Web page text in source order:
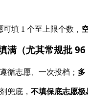
填 1 个至上限个数，
满（尤其常规批 96
循志愿、一次投档； 多
兜底， 不填保底志愿极